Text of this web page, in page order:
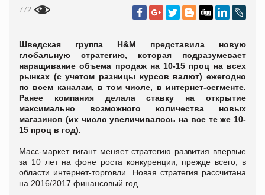
772
Шведская группа H&M представила новую
глобальную стратегию, которая подразумевает
наращивание объема продаж на 10-15 проц на всех
рынках (с учетом разницы курсов валют) ежегодно
по всем каналам, в том числе, в интернет-сегменте.
Ранее компания делала ставку на открытие
максимально возможного количества новых
магазинов (их число увеличивалось на все те же 10-
15 проц в год).
Масс-маркет гигант меняет стратегию развития впервые
за 10 лет на фоне роста конкуренции, прежде всего, в
области интернет-торговли. Новая стратегия рассчитана
на 2016/2017 финансовый год.